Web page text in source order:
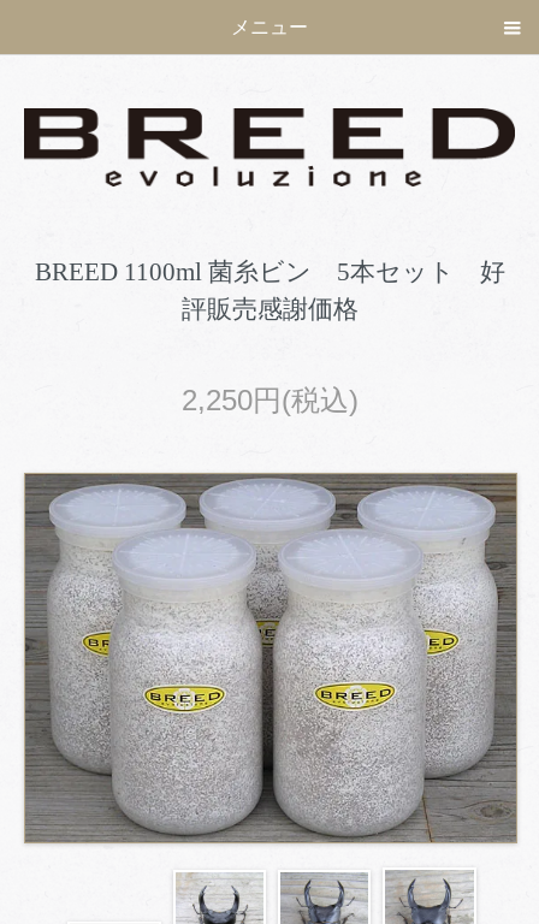
メニュー
BREED 1100ml 菌糸ビン 5本セット 好
評販売感謝価格
2,250円(税込)